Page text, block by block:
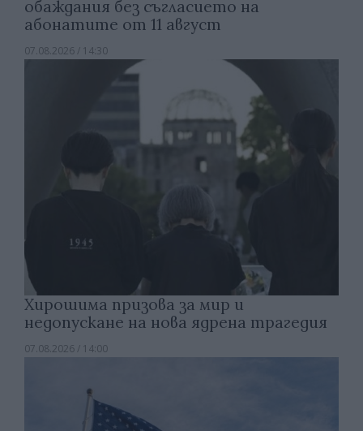
обаждания без съгласието на
абонатите от 11 август
07.08.2026 / 14:30
Хирошима призова за мир и
недопускане на нова ядрена трагедия
07.08.2026 / 14:00